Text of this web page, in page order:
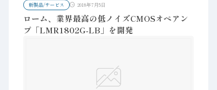
新製品/サービス 2018年7月5日
ローム、業界最高の低ノイズCMOSオペアン
プ「LMR1802G-LB」を開発